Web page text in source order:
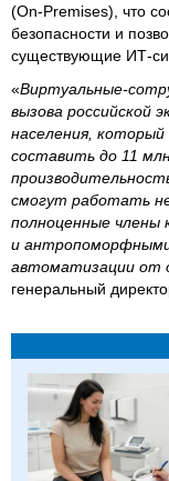
(On-Premises), что
безопасности и
существующие ИТ-
«Виртуальные-
вызова российской
населения,
составить до 11
смогут работать
полноценные члены
и
автоматизации от
генеральный